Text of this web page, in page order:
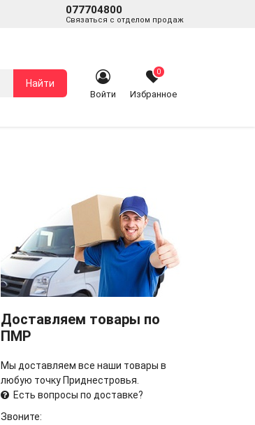
077704800
Связаться с отделом продаж
Найти
Войти
0
Избранное
Доставляем товары по
ПМР
Мы доставляем все наши товары в
любую точку Приднестровья.
Есть вопросы по доставке?
Звоните: